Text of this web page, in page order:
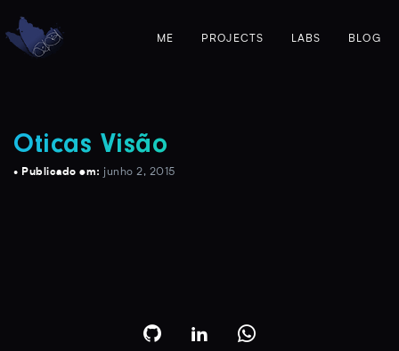
ME PROJECTS LABS BLOG
Oticas Visão
• Publicado em: junho 2, 2015